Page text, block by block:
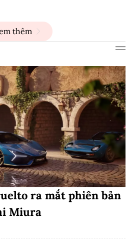
thêm
ra mắt phiên bản
Miura